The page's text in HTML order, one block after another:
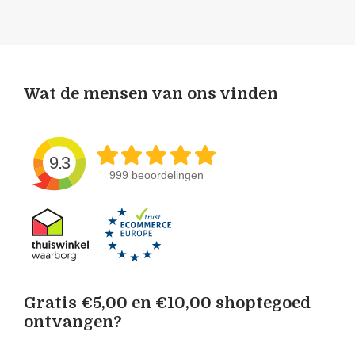
Wat de mensen van ons vinden
9.3
999 beoordelingen
Gratis €5,00 en €10,00 shoptegoed
ontvangen?